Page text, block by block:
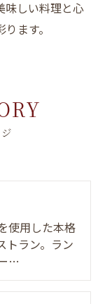
味しい料理と心
ます。
使用した本格
トラン。ラン
…